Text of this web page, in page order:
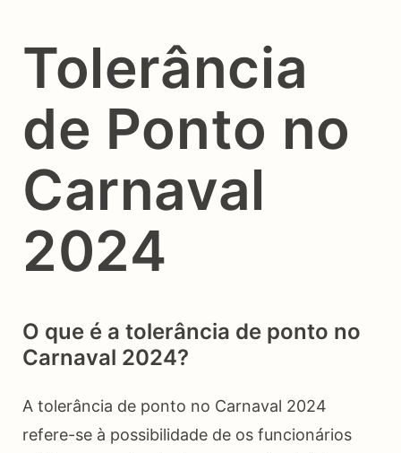
Tolerância
de Ponto no
Carnaval
2024
O que é a tolerância de ponto no
Carnaval 2024?
A tolerância de ponto no Carnaval 2024
refere-se à possibilidade de os funcionários